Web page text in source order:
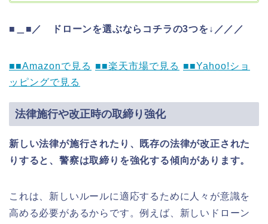
■＿■／ ドローンを選ぶならコチラの3つを↓／／／
■■Amazonで見る ■■楽天市場で見る ■■Yahoo!ショ
ッピングで見る
法律施行や改正時の取締り強化
新しい法律が施行されたり、既存の法律が改正された
りすると、警察は取締りを強化する傾向があります。
これは、新しいルールに適応するために人々が意識を
高める必要があるからです。例えば、新しいドローン